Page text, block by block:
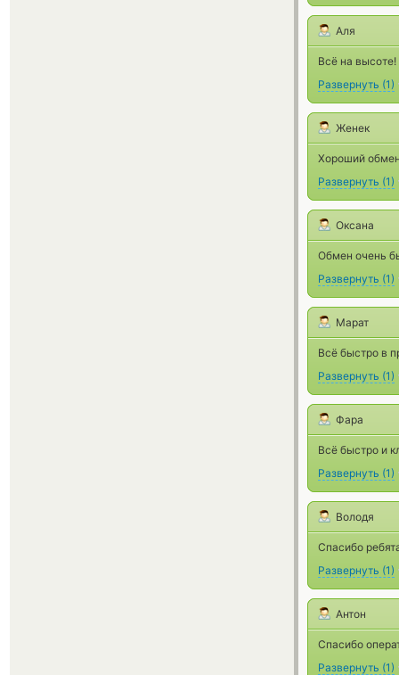
Аля
Всё на
Развернуть (1)
Женек
Хороший
Развернуть (1)
Оксана
Обмен очень
Развернуть (1)
Марат
Всё быстро в
Развернуть (1)
Фара
Всё быстро и
Развернуть (1)
Володя
Спасибо
Развернуть (1)
Антон
Спасибо
Развернуть (1)